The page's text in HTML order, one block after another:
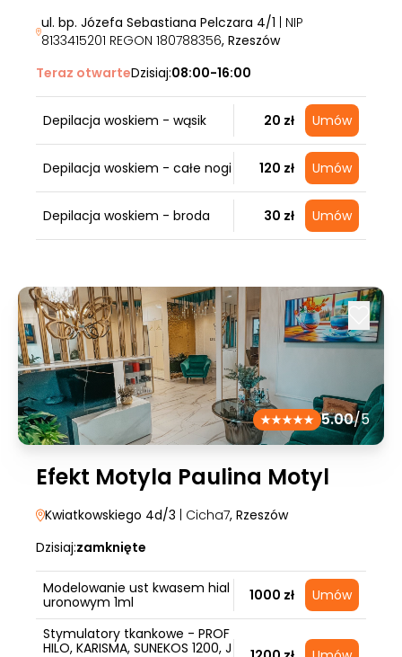
ul. bp. Józefa Sebastiana Pelczara 4/1 | NIP
8133415201 REGON 180788356, Rzeszów
Teraz otwarteDzisiaj:08:00-16:00
Depilacja woskiem - wąsik 20 zł Umów
Depilacja woskiem - całe nogi 120 zł Umów
Depilacja woskiem - broda 30 zł Umów
5.00/5
Efekt Motyla Paulina Motyl
Kwiatkowskiego 4d/3 | Cicha7, Rzeszów
Dzisiaj:zamknięte
Modelowanie ust kwasem hial
uronowym 1ml
1000 zł Umów
Stymulatory tkankowe - PROF
HILO, KARISMA, SUNEKOS 1200, J